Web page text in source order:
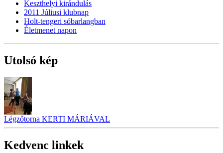
Keszthelyi kirándulás
2011 Júliusi klubnap
Holt-tengeri sóbarlangban
Életmenet napon
Utolsó kép
Légzőtorna KERTI MÁRIÁVAL
Kedvenc linkek